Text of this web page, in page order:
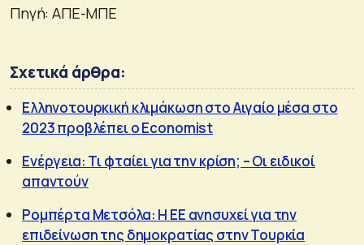
Πηγή: ΑΠΕ-ΜΠΕ
Σχετικά άρθρα:
Ελληνοτουρκική κλιμάκωση στο Αιγαίο μέσα στο
2023 προβλέπει ο Economist
Ενέργεια: Τι φταίει για την κρίση; – Οι ειδικοί
απαντούν
Ρομπέρτα Μετσόλα: Η ΕΕ ανησυχεί για την
επιδείνωση της δημοκρατίας στην Τουρκία